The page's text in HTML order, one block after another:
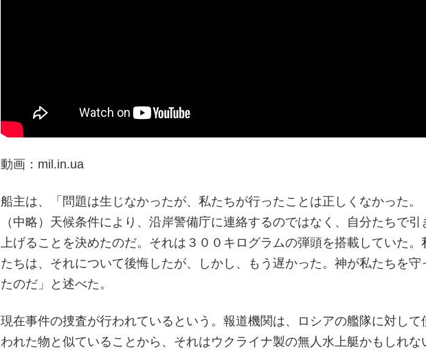
動画：mil.in.ua
船主は、「問題は生じなかったが、私たちが行ったことは正しくなかった。
（中略）天候条件により、沿岸警備庁に連絡するのではなく、自分たちで引
上げることを決めたのだ。それは３００キログラムの弾頭を搭載していた。
たちは、それについて後悔したが、しかし、もう遅かった。神が私たちを守
たのだ」と述べた。
現在事件の捜査が行われているという。報道機関は、ロシアの艦隊に対して
われた物と似ていることから、それはウクライナ製の無人水上艇かもしれな